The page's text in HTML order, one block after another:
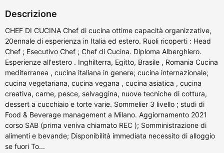
Descrizione
CHEF DI CUCINA Chef di cucina ottime capacità organizzative,
20ennale di esperienza in Italia ed estero. Ruoli ricoperti : Head
Chef ; Esecutivo Chef ; Chef di Cucina. Diploma Alberghiero.
Esperienze all'estero . Inghilterra, Egitto, Brasile , Romania Cucina
mediterranea , cucina italiana in genere; cucina internazionale;
cucina vegetariana, cucina vegana , cucina asiatica , cucina
creativa, carne, pesce, selvaggina, nuove tecniche di cottura,
dessert a cucchiaio e torte varie. Sommelier 3 livello ; studi di
Food & Beverage management a Milano. Aggiornamento 2021
corso SAB (prima veniva chiamato REC ); Somministrazione di
alimenti e bevande; Disponibilità immediata necessito di alloggio
se fuori To...